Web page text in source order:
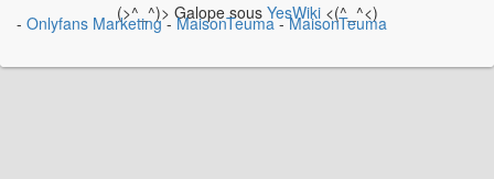
(>^_^)> Galope sous YesWiki<(^_^<)
- Onlyfans Marketing-MaisonTeuma-MaisonTeuma